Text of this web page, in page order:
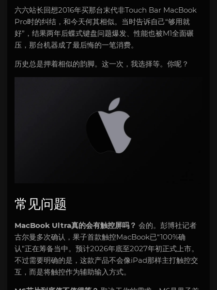
六六站长回想2016年买那台末代非Touch Bar MacBook
Pro时的纠结，和今天何其相似。当时告诉自己“够用就
好”，结果两年后蝶式键盘问题爆发、性能也被M1全面碾
压，那台机器成了最后悔的一笔消费。
历史总是押着相似的韵脚。这一次，我选择等。你呢？
常见问题
MacBook Ultra真的会有触控屏吗？ 会的。彭博社记者
古尔曼多次确认，果子首款触控MacBook已“100%确
认”正在筹备当中。预计2026年底至2027年初正式上市。
不过需要明确的是，这款产品不会像iPad那样主打触控交
互，而是将触控作为辅助输入方式。